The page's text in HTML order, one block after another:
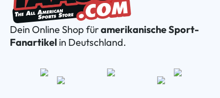
Dein Online Shop füramerikanische Sport-
Fanartikel in Deutschland.